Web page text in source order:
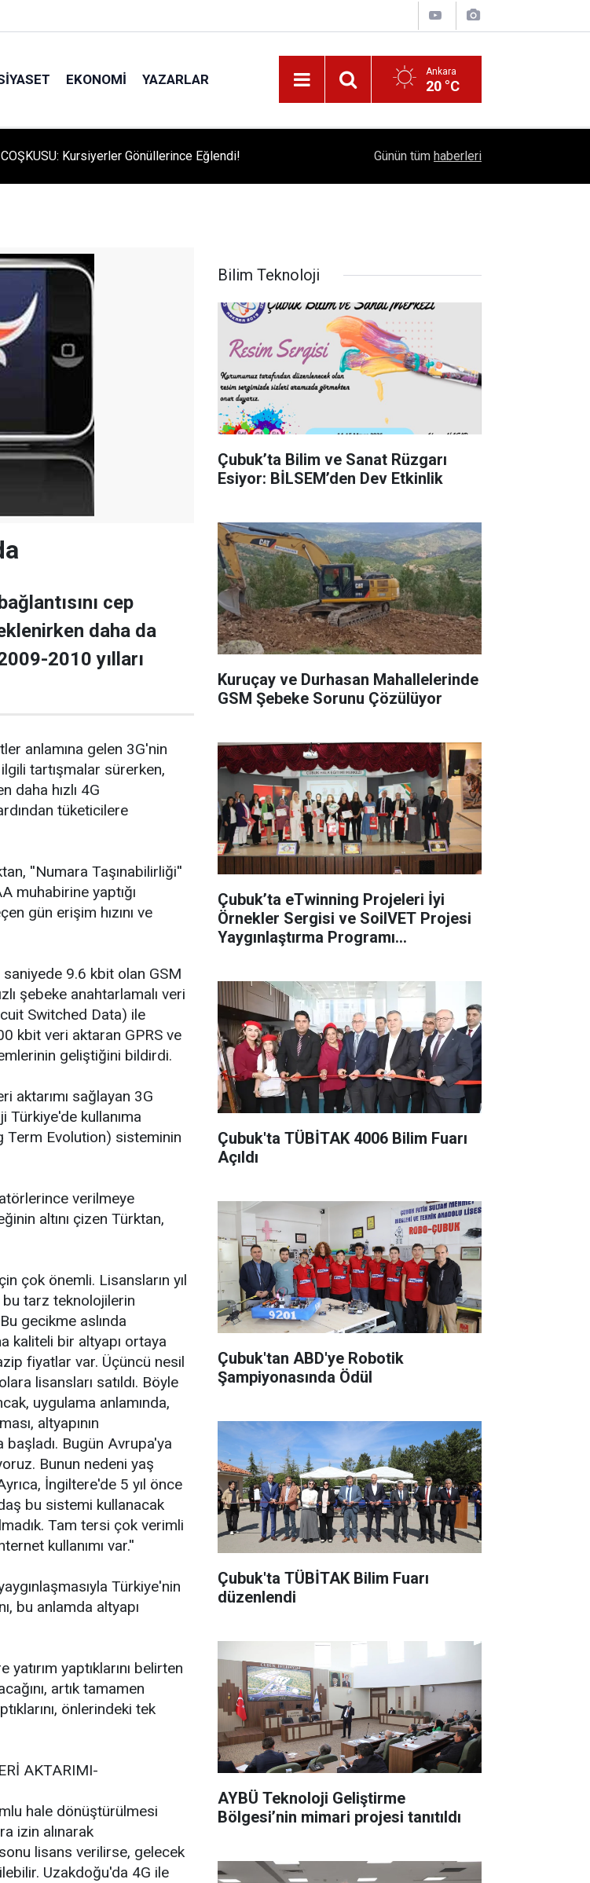
EKONOMI YAZARLAR Ankara
20 °C
COŞKUSU: Kursiyerler Gönüllerince Eğlendi! 1504 Kep, Tek Bir Hedef: Bilim Kenti Çubuk
Günün tüm haberleri
cep
daha da
2010 yılları
anlamına gelen 3G'nin
tartışmalar sürerken,
daha hızlı 4G
tüketicilere
''Numara Taşınabilirliği''
muhabirine yaptığı
gün erişim hızını ve
saniyede 9.6 kbit olan GSM
şebeke anahtarlamalı veri
Switched Data) ile
kbit veri aktaran GPRS ve
geliştiğini bildirdi.
aktarımı sağlayan 3G
kullanıma
Term Evolution) sisteminin
verilmeye
altını çizen Türktan,
çok önemli. Lisansların yıl
bu tarz teknolojilerin
gecikme aslında
kaliteli bir altyapı ortaya
fiyatlar var. Üçüncü nesil
lisansları satıldı. Böyle
uygulama anlamında,
altyapının
başladı. Bugün Avrupa'ya
Bunun nedeni yaş
İngiltere'de 5 yıl önce
bu sistemi kullanacak
Tam tersi çok verimli
kullanımı var.''
Türkiye'nin
bu anlamda altyapı
yatırım yaptıklarını belirten
artık tamamen
önlerindeki tek
AKTARIMI-
hale dönüştürülmesi
izin alınarak
lisans verilirse, gelecek
Uzakdoğu'da 4G ile
Bilim Teknoloji
Çubuk’ta Bilim ve Sanat Rüzgarı
Esiyor: BİLSEM’den Dev Etkinlik
Kuruçay ve Durhasan Mahallelerinde
GSM Şebeke Sorunu Çözülüyor
Çubuk’ta eTwinning Projeleri İyi
Örnekler Sergisi ve SoilVET Projesi
Yaygınlaştırma Programı
Çubuk'ta TÜBİTAK 4006 Bilim Fuarı
Açıldı
Çubuk'tan ABD'ye Robotik
Şampiyonasında Ödül
Çubuk'ta TÜBİTAK Bilim Fuarı
düzenlendi
AYBÜ Teknoloji Geliştirme
Bölgesi’nin mimari projesi tanıtıldı